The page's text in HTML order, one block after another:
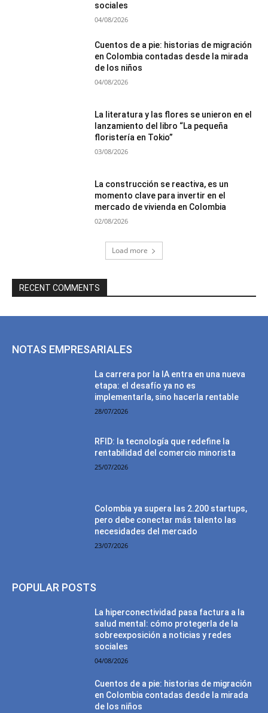
sociales
04/08/2026
Cuentos de a pie: historias de migración
en Colombia contadas desde la mirada
de los niños
04/08/2026
La literatura y las flores se unieron en el
lanzamiento del libro “La pequeña
floristería en Tokio”
03/08/2026
La construcción se reactiva, es un
momento clave para invertir en el
mercado de vivienda en Colombia
02/08/2026
Load more
RECENT COMMENTS
NOTAS EMPRESARIALES
La carrera por la IA entra en una nueva
etapa: el desafío ya no es
implementarla, sino hacerla rentable
28/07/2026
RFID: la tecnología que redefine la
rentabilidad del comercio minorista
25/07/2026
Colombia ya supera las 2.200 startups,
pero debe conectar más talento las
necesidades del mercado
23/07/2026
POPULAR POSTS
La hiperconectividad pasa factura a la
salud mental: cómo protegerla de la
sobreexposición a noticias y redes
sociales
04/08/2026
Cuentos de a pie: historias de migración
en Colombia contadas desde la mirada
de los niños